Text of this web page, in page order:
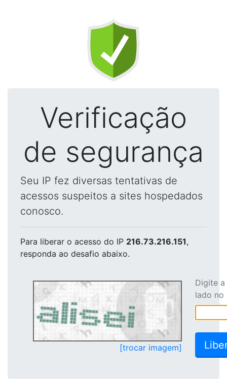
Verificação
de segurança
Seu IP fez diversas tentativas de
acessos suspeitos a sites hospedados
conosco.
Para liberar o acesso do IP 216.73.216.151,
responda ao desafio abaixo.
[trocar imagem]
Digite
lado no